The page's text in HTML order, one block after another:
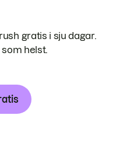
gratis i sju dagar.
helst.